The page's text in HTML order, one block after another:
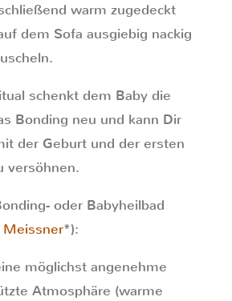
warm zugedeckt
dem Sofa ausgiebig nackig
schenkt dem Baby die
Bonding neu und kann Dir
der Geburt und der ersten
versöhnen.
oder Babyheilbad
*):
möglichst angenehme
Atmosphäre (warme